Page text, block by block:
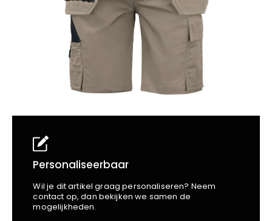
School
Business WellnessKapper
Bata
Beechfield
Blakläder
Claude
Craft
CrossHatch
Edge Safety
Harvest
Heckel
Personaliseerbaar
Wil je dit artikel graag personaliseren? Neem
contact op, dan bekijken we samen de
mogelijkheden.